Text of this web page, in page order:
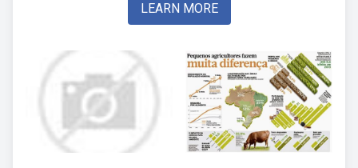
LEARN MORE